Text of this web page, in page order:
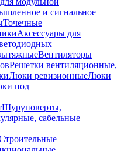
и сигнальное
Точечные
Аксессуары для
Вентиляторы
Решетки вентиляционные,
Люки ревизионныеЛюки
под
Шуруповерты,
сабельные